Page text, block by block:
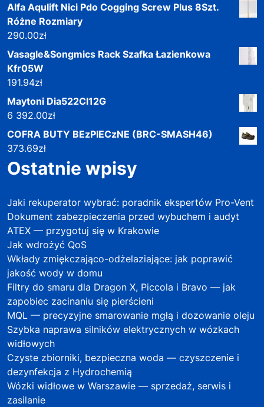
Alfa Aqulift Nici Pdo Cogging Screw Plus 8Szt.
Różne Rozmiary
290.00zł
Vasagle&Songmics Rack Szafka Łazienkowa
Kfr05W
191.94zł
Maytoni Dia522Cl12G
6 392.00zł
COFRA BUTY BEzPIECzNE (BRC-SMASH46)
373.69zł
Ostatnie wpisy
Jaki rekuperator wybrać: poradnik ekspertów Pro-Vent
Dokument zabezpieczenia przed wybuchem i audyt
ATEX — przygotuj się w Krakowie
Jak wdrożyć QoS
Wkłady zmiękczająco-odżelaziające: jak poprawić
jakość wody w domu
Filtry do smaru dla Dragon X, Piccola i Bravo — jak
zapobiec zacinaniu się pierścieni
MQL — precyzyjne smarowanie mgłą i dozowanie oleju
Szybka naprawa silników elektrycznych w wózkach
widłowych
Czyste zbiorniki, bezpieczna woda — czyszczenie i
dezynfekcja z Hydrochemią
Wózki widłowe w Warszawie — sprzedaż, serwis i
zasilanie